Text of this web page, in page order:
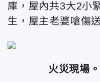
庫，屋內共3大2小
生，屋主老婆嗆傷
火災現場